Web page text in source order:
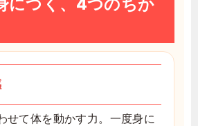
せて体を動かす力。一度身に